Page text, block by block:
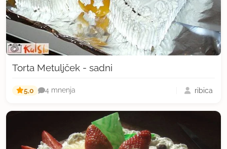
Torta Metuljček - sadni
5,0 4 mnenja ribica